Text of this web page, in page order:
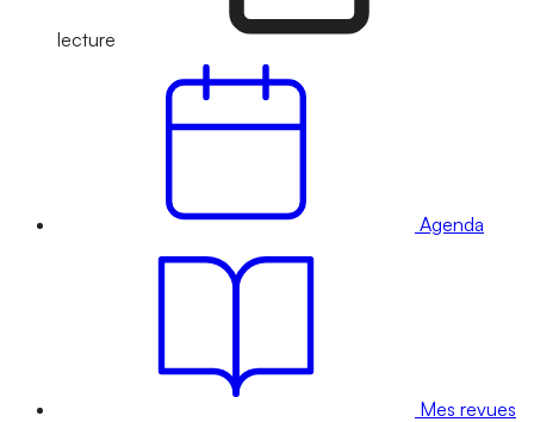
lecture
Agenda
Mes revues